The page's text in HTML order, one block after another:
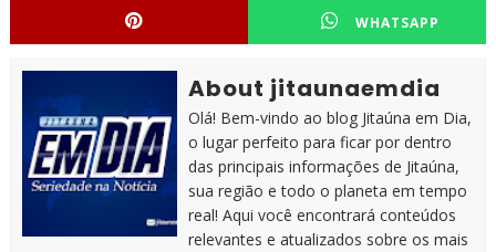
WHATSAPP
About jitaunaemdia
Olá! Bem-vindo ao blog Jitaúna em Dia,
o lugar perfeito para ficar por dentro
das principais informações de Jitaúna,
sua região e todo o planeta em tempo
real! Aqui você encontrará conteúdos
relevantes e atualizados sobre os mais